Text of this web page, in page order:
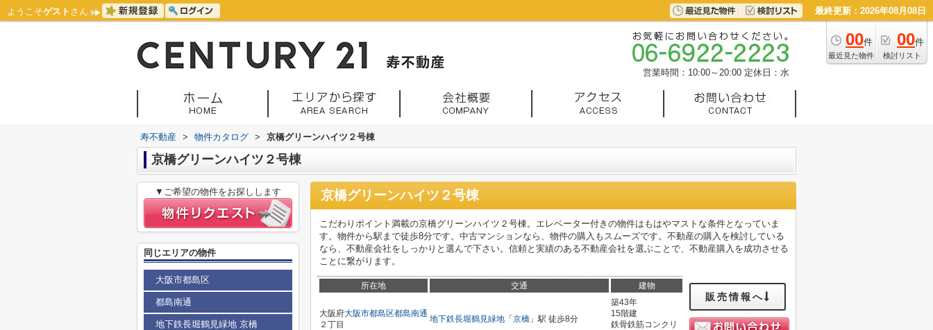
ようこそゲスト さん 最終更新：2026年08月08日
00件
最近見た物件
00件
検討リスト
営業時間：10:00～20:00 定休日：水
寿不動産 > 物件カタログ > 京橋グリーンハイツ２号棟
京橋グリーンハイツ２号棟
京橋グリーンハイツ２号棟
こだわりポイント満載の京橋グリーンハイツ２号棟。エレベーター付きの物件はもはやマストな条件となっていま
す。物件から駅まで徒歩8分です。中古マンションなら、物件の購入もスムーズです。不動産の購入を検討している
なら、不動産会社をしっかりと選んで下さい。信頼と実績のある不動産会社を選ぶことで、不動産購入を成功させる
ことに繋がります。
所在地 交通 建物
大阪府大阪市都島区都島南通
２丁目
地下鉄長堀鶴見緑地 「 京橋 」駅 徒歩8分
築43年
15階建
鉄骨鉄筋コンクリ
販売情報へ
▼ご希望の物件をお探しします
同じエリアの物件
大阪市都島区
都島南通
地下鉄長堀鶴見緑地 京橋